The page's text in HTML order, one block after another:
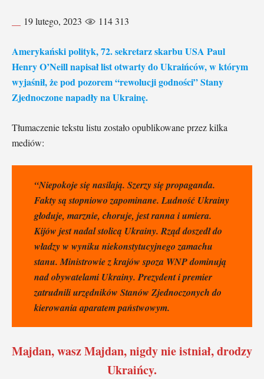
19 lutego, 2023 114 313
Amerykański polityk, 72. sekretarz skarbu USA Paul
Henry O’Neill napisał list otwarty do Ukraińców, w którym
wyjaśnił, że pod pozorem “rewolucji godności” Stany
Zjednoczone napadły na Ukrainę.
Tłumaczenie tekstu listu zostało opublikowane przez kilka
mediów:
“Niepokoje się nasilają. Szerzy się propaganda.
Fakty są stopniowo zapominane. Ludność Ukrainy
głoduje, marznie, choruje, jest ranna i umiera.
Kijów jest nadal stolicą Ukrainy. Rząd doszedł do
władzy w wyniku niekonstytucyjnego zamachu
stanu. Ministrowie z krajów spoza WNP dominują
nad obywatelami Ukrainy. Prezydent i premier
zatrudnili urzędników Stanów Zjednoczonych do
kierowania aparatem państwowym.
Majdan, wasz Majdan, nigdy nie istniał, drodzy
Ukraińcy.